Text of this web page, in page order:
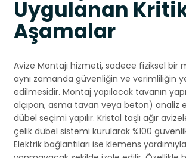
Uygulanan
Aşamalar
Avize Montajı hizmeti, sadece fiziksel bir
aynı zamanda güvenliğin ve verimliliğin
edilmesidir. Montaj yapılacak tavanın
alçıpan, asma tavan veya beton) analiz
dübel seçimi yapılır. Kristal taşlı ağır
çelik dübel sistemi kurularak %100
Elektrik bağlantıları ise klemens